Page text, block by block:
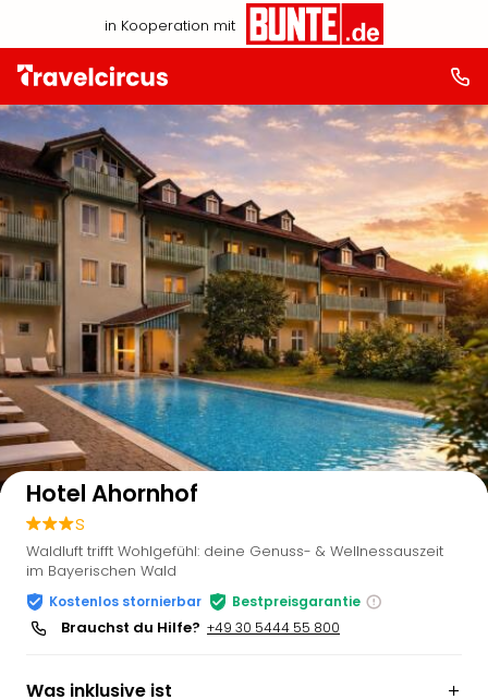
in Kooperation mit
Auf der Karte anzeigen
Hotel Ahornhof
s
Waldluft trifft Wohlgefühl: deine Genuss- & Wellnessauszeit
im Bayerischen Wald
Kostenlos stornierbar Bestpreisgarantie
Brauchst du Hilfe? +49 30 5444 55 800
Was inklusive ist